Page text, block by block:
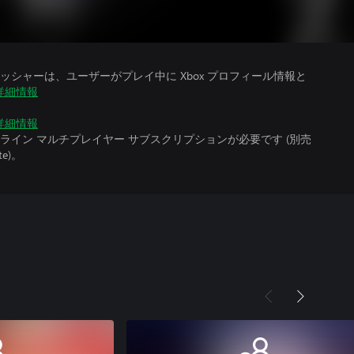
シャーは、ユーザーがプレイ中に Xbox プロフィール情報と
細情報
細情報
イン マルチプレイヤー サブスクリプションが必要です (別売
。